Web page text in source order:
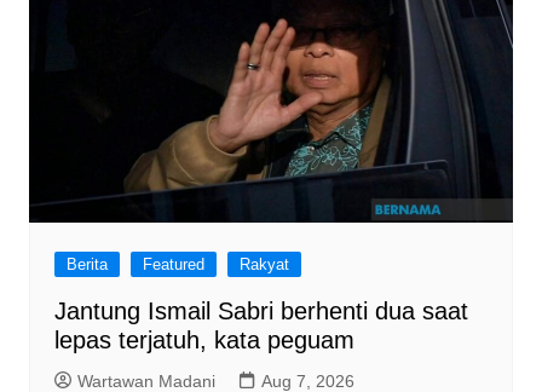
Berita Featured Rakyat
Jantung Ismail Sabri berhenti dua saat
lepas terjatuh, kata peguam
Wartawan Madani Aug 7, 2026